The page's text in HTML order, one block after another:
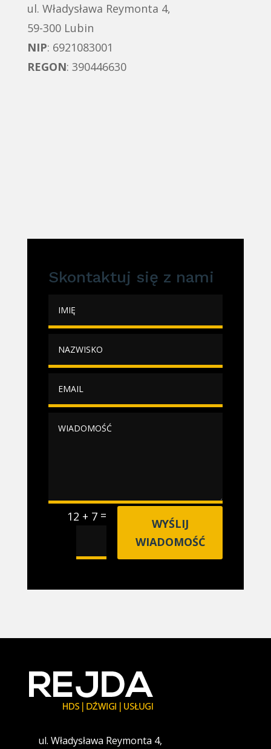
ul. Władysława Reymonta 4,
59-300 Lubin
NIP: 6921083001
REGON: 390446630
Skontaktuj się z nami
12 + 7 =
WYŚLIJ
WIADOMOŚĆ
ul. Władysława Reymonta 4,